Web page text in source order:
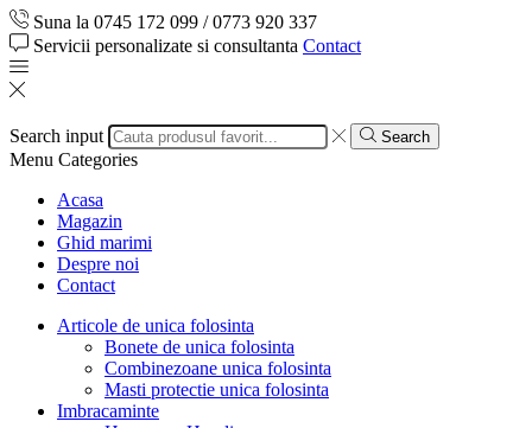
Suna la 0745 172 099 / 0773 920 337
Servicii personalizate si consultanta Contact
Search input Search
Menu Categories
Acasa
Magazin
Ghid marimi
Despre noi
Contact
Articole de unica folosinta
Bonete de unica folosinta
Combinezoane unica folosinta
Masti protectie unica folosinta
Imbracaminte